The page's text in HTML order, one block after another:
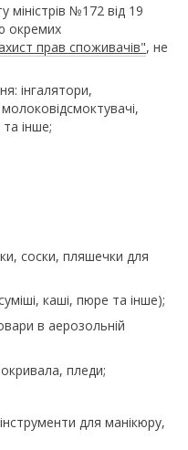
міністрів №172 від 19
окремих
прав споживачів", не
інгалятори,
інше;
соски, пляшечки для
каші, пюре та інше);
в аерозольній
пледи;
для манікюру,